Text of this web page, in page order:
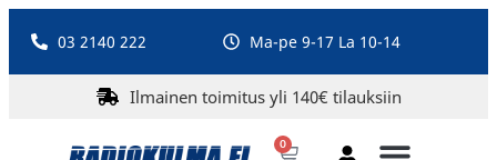
03 2140 222 Ma-pe 9-17 La 10-14
Ilmainen toimitus yli 140€ tilauksiin
0